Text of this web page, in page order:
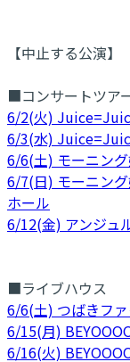
【中止する公演】
■コンサートツア
6/2(火)
6/3(水)
6/6(土) モーニン
6/7(日) モーニン
ホール
6/12(金) アンジュ
■ライブハウス
6/6(土) つばきフ
6/15(月)
6/16(火)